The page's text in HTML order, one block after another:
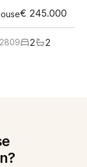
2809
€ 245.000
2 2